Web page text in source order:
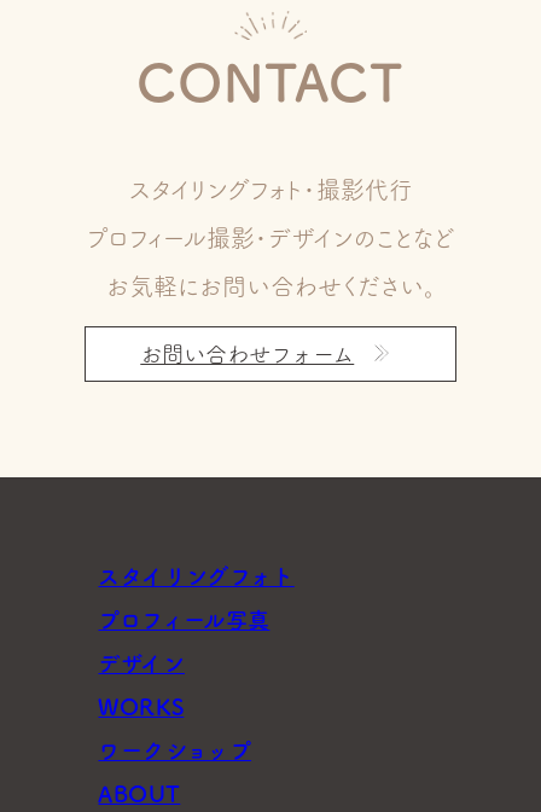
CONTACT
スタイリングフォト・撮影代行
プロフィール撮影・デザインのことなど
お気軽にお問い合わせください。
お問い合わせフォーム
スタイリングフォト
プロフィール写真
デザイン
WORKS
ワークショップ
ABOUT